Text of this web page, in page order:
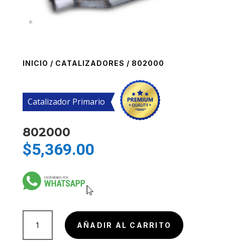
INICIO / CATALIZADORES / 802000
Catalizador Primario
802000
$5,369.00
cantidad
AÑADIR AL CARRITO